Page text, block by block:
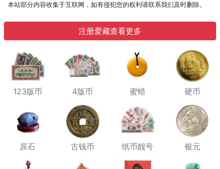
本站部分内容收集于互联网，如有侵犯您的权利请联系我们及时删除。
注册爱藏查看更多
123版币 4版币 蜜蜡 硬币
原石 古钱币 纸币靓号 银元